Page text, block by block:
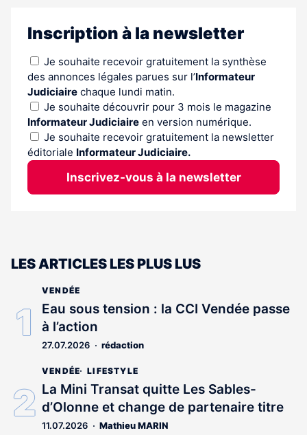
Inscription à la newsletter
Je souhaite recevoir gratuitement la synthèse
des annonces légales parues sur l’Informateur
Judiciaire chaque lundi matin.
Je souhaite découvrir pour 3 mois le magazine
Informateur Judiciaire en version numérique.
Je souhaite recevoir gratuitement la newsletter
éditoriale Informateur Judiciaire.
Inscrivez-vous à la newsletter
LES ARTICLES LES PLUS LUS
VENDÉE
Eau sous tension : la CCI Vendée passe
à l’action
27.07.2026 rédaction
VENDÉE LIFESTYLE
La Mini Transat quitte Les Sables-
d’Olonne et change de partenaire titre
11.07.2026 Mathieu MARIN